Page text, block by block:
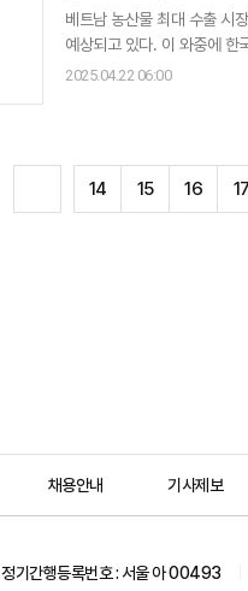
베트남 농산물 최대 수출 시
예상되고 있다. 이 와중에 한국이 베
전 세계를 대상으로 상호관
2025.04.22 06:00
14 15 16 17
채용안내 기사제보
정기간행등록번호 : 서울 아 00493